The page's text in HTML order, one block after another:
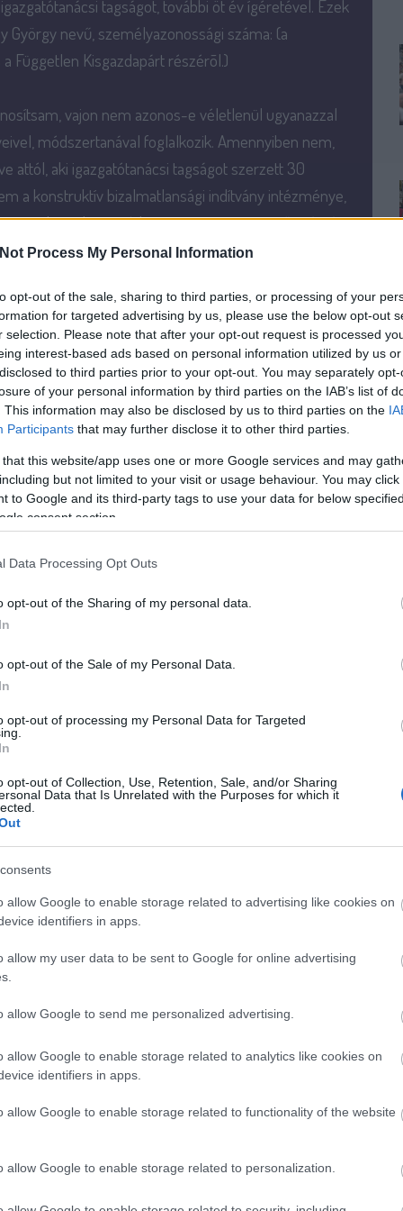
Process My Personal Information
opt-out of the sale, sharing to third parties, or processing of your
for targeted advertising by us, please use the below opt-out
selection. Please note that after your opt-out request is processed
interest-based ads based on personal information utilized by us
to third parties prior to your opt-out. You may separately
of your personal information by third parties on the IAB’s list of
This information may also be disclosed by us to third parties on the
Participants that may further disclose it to other third parties.
that this website/app uses one or more Google services and may
but not limited to your visit or usage behaviour. You may
to Google and its third-party tags to use your data for below
consent section.
Data Processing Opt Outs
opt-out of the Sharing of my personal data.
opt-out of the Sale of my Personal Data.
opt-out of processing my Personal Data for Targeted
opt-out of Collection, Use, Retention, Sale, and/or Sharing
Data that Is Unrelated with the Purposes for which it
allow Google to enable storage related to advertising like cookies on
identifiers in apps.
allow my user data to be sent to Google for online advertising
allow Google to send me personalized advertising.
allow Google to enable storage related to analytics like cookies on
identifiers in apps.
allow Google to enable storage related to functionality of the website
allow Google to enable storage related to personalization.
tagságot, további öt év ígéretével. Ezek
nevű, személyazonossági száma: (a
Független Kisgazdapárt részérõl.)
vajon nem azonos-e véletlenül ugyanazzal
módszertanával foglalkozik. Amennyiben nem,
attól, aki igazgatótanácsi tagságot szerzett 30
a konstruktív bizalmatlansági indítvány intézménye,
munka tud megvédeni, megmenteni a jövő számára.
során alkalmatlanná válik arra, hogy a
dolgát, én sajnos szomorúan ülök le, és ezért nem
személyes gazdasági tanácsadója, a
Kabinet titkára volt. Antall ebből a posztból 2
azAlfahírutánajárt a sztorinak. Matolcsy
közeli lap szerint, és 1991-es felmentése után
igazgatójává. Matolcsy egyébként már 1990.
a Balaton – Budapest Vendéglátó ZRT-ből,
az Alfahír szerint a sztori, hogy emiatt
cégből. De az Alfahír kiderítette azt is, Matolcsy
személyi számban lévő születési
e ki Matolcsyt, és azt se bizonyíthatjuk, hogy
ha emiatt a minimum jó erkölcsbe ütköző
szemben beállítani. De ez a Matolcsy-ügy is
narancs. Mégiscsak Pintér Sándornak hívják
III/II-es ügynök ül a kormányban.
ahogy a ma ismert üzleti világ,
végre meg kéne ismernünk a rendszerváltás
történetét, és azt, hogy az előző rendszer
az új rendszerbe, és milyen hálózatokat
ezeknek a 90-es évek elején létrejött
a továbbfejlődése, még ha
vagy üzletember tisztességes, vagy nagy részük
a titkosszolgálati anyagok,
meg a magyar politikát.
egyszerűen nem szűrhetjük ki a politika
megvesztegetéseket és egyéb bűnöket.
Pénzügyminiszterek reggelire cimű